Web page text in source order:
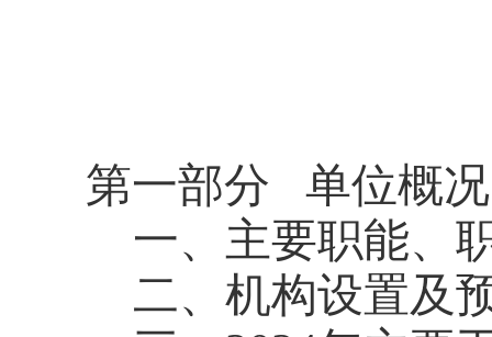
第一部分
单位概况
一、主要职能、
二、机构设置及